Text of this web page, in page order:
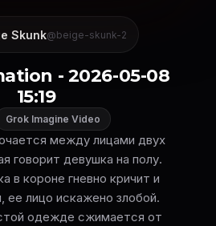
Skunk@beige-skunk-2
- 2026-05-08
15:19
Grok Imagine Video
между лицами двух
говорит девушка на полу.
в короне гневно кричит и
ее лицо искажено злобой.
одежде сжимается от